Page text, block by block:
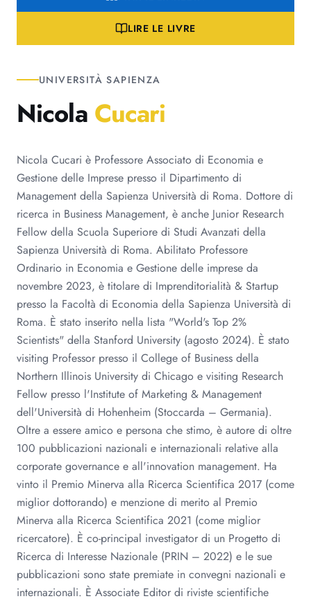
LIRE LE LIVRE
UNIVERSITÀ SAPIENZA
Nicola Cucari
Nicola Cucari è Professore Associato di Economia e
Gestione delle Imprese presso il Dipartimento di
Management della Sapienza Università di Roma. Dottore di
ricerca in Business Management, è anche Junior Research
Fellow della Scuola Superiore di Studi Avanzati della
Sapienza Università di Roma. Abilitato Professore
Ordinario in Economia e Gestione delle imprese da
novembre 2023, è titolare di Imprenditorialità & Startup
presso la Facoltà di Economia della Sapienza Università di
Roma. È stato inserito nella lista "World's Top 2%
Scientists" della Stanford University (agosto 2024). È stato
visiting Professor presso il College of Business della
Northern Illinois University di Chicago e visiting Research
Fellow presso l'Institute of Marketing & Management
dell'Università di Hohenheim (Stoccarda – Germania).
Oltre a essere amico e persona che stimo, è autore di oltre
100 pubblicazioni nazionali e internazionali relative alla
corporate governance e all'innovation management. Ha
vinto il Premio Minerva alla Ricerca Scientifica 2017 (come
miglior dottorando) e menzione di merito al Premio
Minerva alla Ricerca Scientifica 2021 (come miglior
ricercatore). È co-principal investigator di un Progetto di
Ricerca di Interesse Nazionale (PRIN – 2022) e le sue
pubblicazioni sono state premiate in convegni nazionali e
internazionali. È Associate Editor di riviste scientifiche